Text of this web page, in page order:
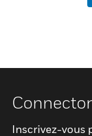
Inscrivez-vous